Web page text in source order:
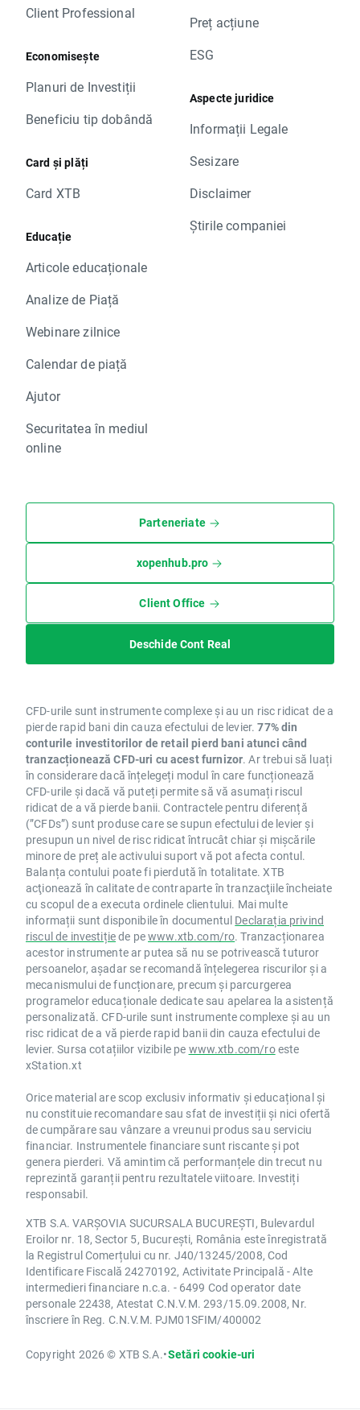
Client Professional
Economisește
Planuri de Investiții
Beneficiu tip dobândă
Card și plăți
Card XTB
Educație
Articole educaționale
Analize de Piață
Webinare zilnice
Calendar de piață
Ajutor
Securitatea în mediul
online
Preț acțiune
ESG
Aspecte juridice
Informații Legale
Sesizare
Disclaimer
Știrile companiei
Parteneriate
xopenhub.pro
Client Office
Deschide Cont Real
CFD-urile sunt instrumente complexe și au un risc ridicat de a
pierde rapid bani din cauza efectului de levier.77% din
conturile investitorilor de retail pierd bani atunci când
tranzacționează CFD-uri cu acest furnizor. Ar trebui să luați
în considerare dacă înțelegeți modul în care funcționează
CFD-urile și dacă vă puteți permite să vă asumați riscul
ridicat de a vă pierde banii. Contractele pentru diferență
(”CFDs”) sunt produse care se supun efectului de levier și
presupun un nivel de risc ridicat întrucât chiar și mișcările
minore de preț ale activului suport vă pot afecta contul.
Balanța contului poate fi pierdută în totalitate. XTB
acţionează în calitate de contraparte în tranzacţiile încheiate
cu scopul de a executa ordinele clientului. Mai multe
informații sunt disponibile în documentul Declarația privind
riscul de investițiede pewww.xtb.com/ro. Tranzacționarea
acestor instrumente ar putea să nu se potrivească tuturor
persoanelor, așadar se recomandă înțelegerea riscurilor și a
mecanismului de funcționare, precum și parcurgerea
programelor educaționale dedicate sau apelarea la asistență
personalizată. CFD-urile sunt instrumente complexe și au un
risc ridicat de a vă pierde rapid banii din cauza efectului de
levier. Sursa cotațiilor vizibile pe www.xtb.com/roeste
xStation.xt
Orice material are scop exclusiv informativ și educațional și
nu constituie recomandare sau sfat de investiții și nici ofertă
de cumpărare sau vânzare a vreunui produs sau serviciu
financiar. Instrumentele financiare sunt riscante și pot
genera pierderi. Vă amintim că performanțele din trecut nu
reprezintă garanții pentru rezultatele viitoare. Investiți
responsabil.
XTB S.A. VARȘOVIA SUCURSALA BUCUREȘTI, Bulevardul
Eroilor nr. 18, Sector 5, București, România este înregistrată
la Registrul Comerțului cu nr. J40/13245/2008, Cod
Identificare Fiscală 24270192, Activitate Principală - Alte
intermedieri financiare n.c.a. - 6499 Cod operator date
personale 22438, Atestat C.N.V.M. 293/15.09.2008, Nr.
înscriere în Reg. C.N.V.M. PJM01SFIM/400002
Copyright 2026 © XTB S.A.•Setări cookie-uri